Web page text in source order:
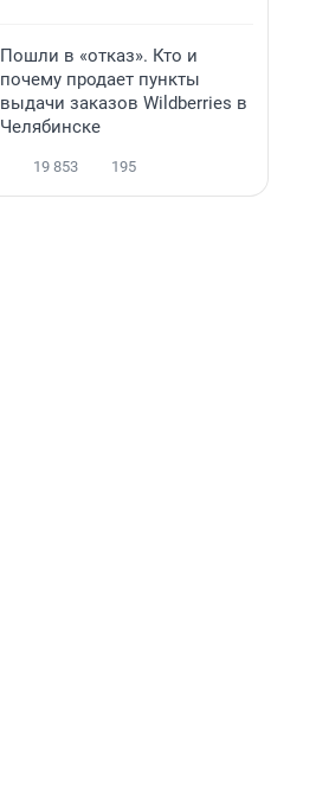
Пошли в «отказ». Кто и
почему продает пункты
выдачи заказов Wildberries в
Челябинске
19 853 195